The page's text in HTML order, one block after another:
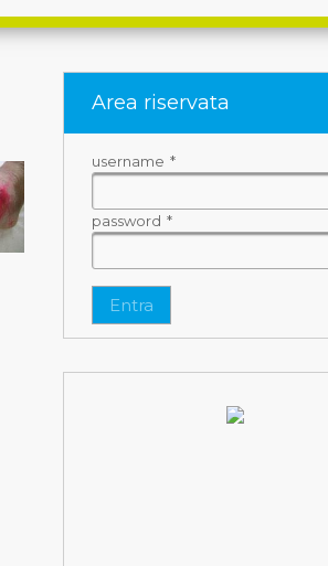
Area riservata
username *
password *
Entra